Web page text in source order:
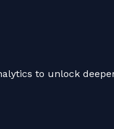
to unlock